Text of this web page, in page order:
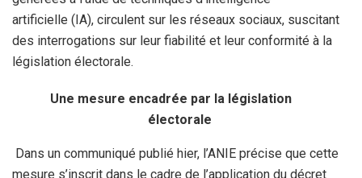
artificielle (IA), circulent sur les réseaux sociaux, suscitant
des interrogations sur leur fiabilité et leur conformité à la
législation électorale.
Une mesure encadrée par la législation
électorale
Dans un communiqué publié hier, l’ANIE précise que cette
mesure s’inscrit dans le cadre de l’application du décret